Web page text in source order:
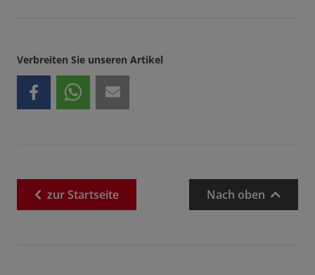
Verbreiten Sie unseren Artikel
zurStartseite Nach oben